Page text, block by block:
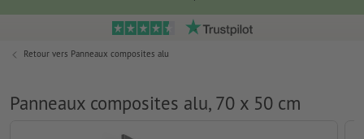
Retour vers Panneaux composites alu
Panneaux composites alu, 70 x 50 cm